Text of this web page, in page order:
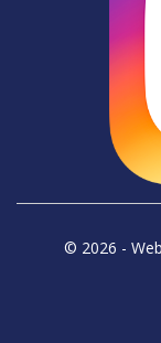
© 2026 -